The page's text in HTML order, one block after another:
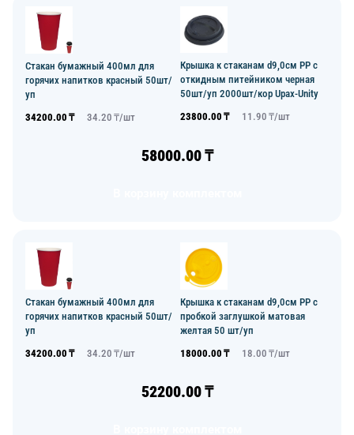
Стакан бумажный 400мл для
горячих напитков красный 50шт/
уп
34200.00 ₸ 34.20 ₸/шт
Крышка к стаканам d9,0см PP с
откидным питейником черная
50шт/уп 2000шт/кор Upax-Unity
23800.00 ₸ 11.90 ₸/шт
58000.00₸
Стакан бумажный 400мл для
горячих напитков красный 50шт/
уп
34200.00 ₸ 34.20 ₸/шт
Крышка к стаканам d9,0см PP с
пробкой заглушкой матовая
желтая 50 шт/уп
18000.00 ₸ 18.00 ₸/шт
52200.00₸